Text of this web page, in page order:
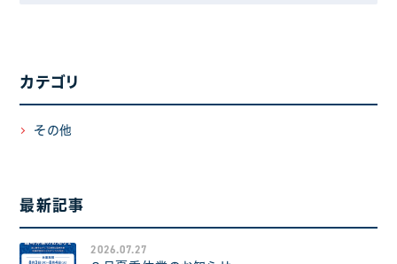
カテゴリ
その他
最新記事
2026.07.27